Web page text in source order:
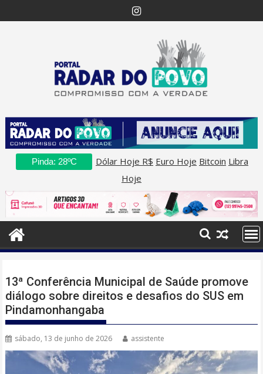
to
Pinda: 28ºC Dólar Hoje R$ Euro Hoje Bitcoin Libra
Hoje
13ª Conferência Municipal de Saúde promove
diálogo sobre direitos e desafios do SUS em
Pindamonhangaba
sábado, 13 de junho de 2026 assistente